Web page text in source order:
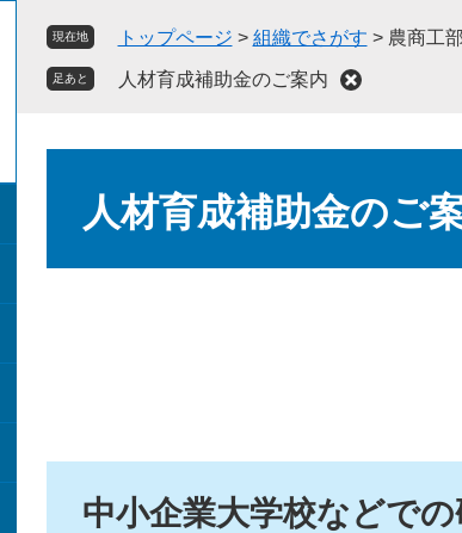
現在地 トップページ > 組織でさがす > 農商工部
足あと 人材育成補助金のご案内
人材育成補助金のご
中小企業大学校などで